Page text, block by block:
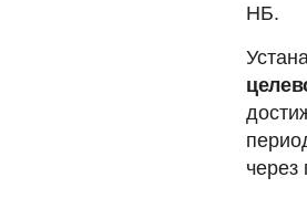
НБ.
через